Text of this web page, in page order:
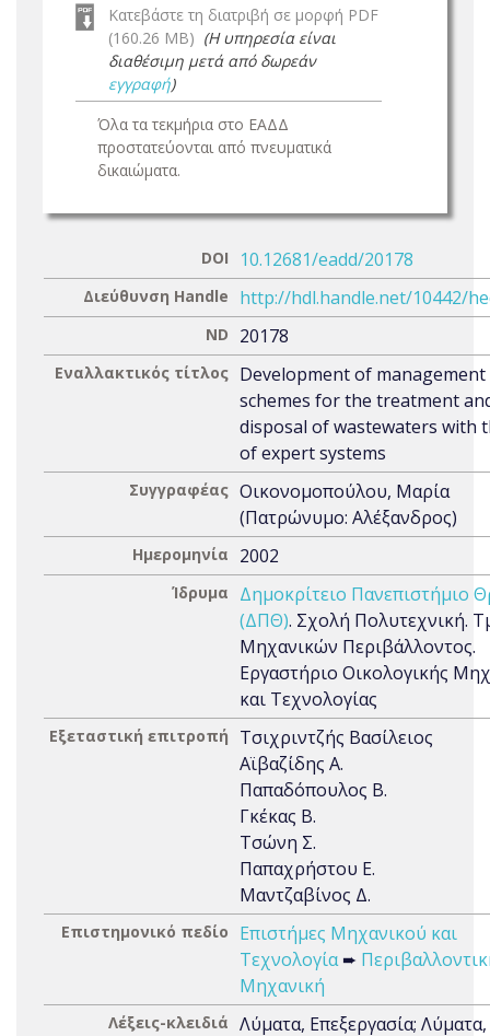
Κατεβάστε τη διατριβή σε μορφή PDF
(160.26 MB) (Η υπηρεσία είναι
διαθέσιμη μετά από δωρεάν
εγγραφή)
Όλα τα τεκμήρια στο ΕΑΔΔ
προστατεύονται από πνευματικά
δικαιώματα.
DOI 10.12681/eadd/20178
Διεύθυνση Handle http://hdl.handle.net/10442/
ND 20178
Εναλλακτικός τίτλος Development of management
schemes for the treatment
disposal of wastewaters with
of expert systems
Συγγραφέας Οικονομοπούλου, Μαρία
(Πατρώνυμο: Αλέξανδρος)
Ημερομηνία 2002
Ίδρυμα
Δημοκρίτειο Πανεπιστήμιο
(ΔΠΘ). Σχολή Πολυτεχνική.
Μηχανικών Περιβάλλοντος.
Εργαστήριο Οικολογικής
και Τεχνολογίας
Εξεταστική επιτροπή
Τσιχριντζής Βασίλειος
Αϊβαζίδης Α.
Παπαδόπουλος Β.
Γκέκας Β.
Τσώνη Σ.
Παπαχρήστου Ε.
Μαντζαβίνος Δ.
Επιστημονικό πεδίο
Επιστήμες Μηχανικού και
Τεχνολογία➨
Μηχανική
Λέξεις-κλειδιά Λύματα, Επεξεργασία; Λύματα,